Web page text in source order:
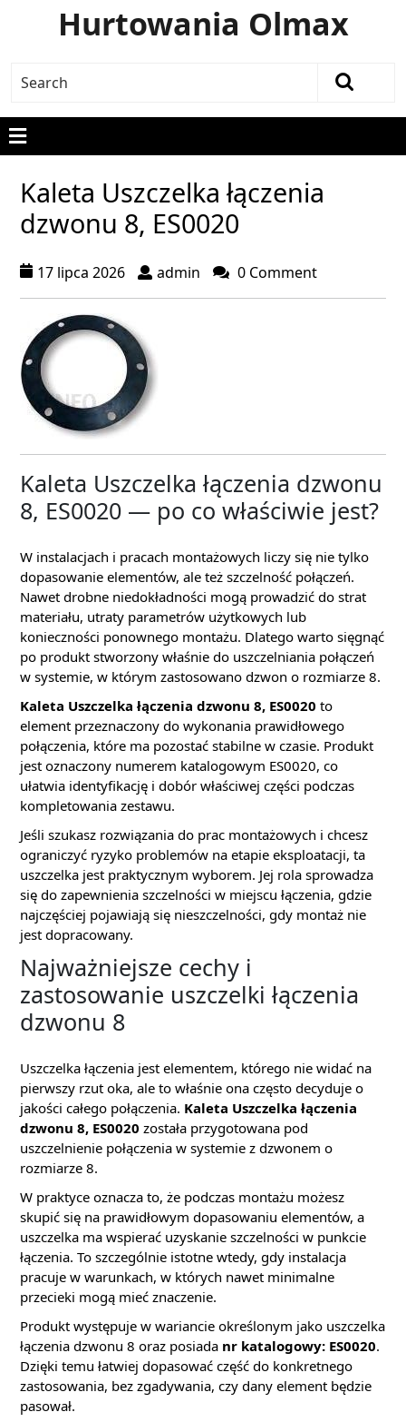
Hurtowania Olmax
Kaleta Uszczelka łączenia
dzwonu 8, ES0020
17 lipca 2026 admin 0 Comment
Kaleta Uszczelka łączenia dzwonu
8, ES0020 — po co właściwie jest?
W instalacjach i pracach montażowych liczy się nie tylko
dopasowanie elementów, ale też szczelność połączeń.
Nawet drobne niedokładności mogą prowadzić do strat
materiału, utraty parametrów użytkowych lub
konieczności ponownego montażu. Dlatego warto sięgnąć
po produkt stworzony właśnie do uszczelniania połączeń
w systemie, w którym zastosowano dzwon o rozmiarze 8.
Kaleta Uszczelka łączenia dzwonu 8, ES0020 to
element przeznaczony do wykonania prawidłowego
połączenia, które ma pozostać stabilne w czasie. Produkt
jest oznaczony numerem katalogowym ES0020, co
ułatwia identyfikację i dobór właściwej części podczas
kompletowania zestawu.
Jeśli szukasz rozwiązania do prac montażowych i chcesz
ograniczyć ryzyko problemów na etapie eksploatacji, ta
uszczelka jest praktycznym wyborem. Jej rola sprowadza
się do zapewnienia szczelności w miejscu łączenia, gdzie
najczęściej pojawiają się nieszczelności, gdy montaż nie
jest dopracowany.
Najważniejsze cechy i
zastosowanie uszczelki łączenia
dzwonu 8
Uszczelka łączenia jest elementem, którego nie widać na
pierwszy rzut oka, ale to właśnie ona często decyduje o
jakości całego połączenia. Kaleta Uszczelka łączenia
dzwonu 8, ES0020 została przygotowana pod
uszczelnienie połączenia w systemie z dzwonem o
rozmiarze 8.
W praktyce oznacza to, że podczas montażu możesz
skupić się na prawidłowym dopasowaniu elementów, a
uszczelka ma wspierać uzyskanie szczelności w punkcie
łączenia. To szczególnie istotne wtedy, gdy instalacja
pracuje w warunkach, w których nawet minimalne
przecieki mogą mieć znaczenie.
Produkt występuje w wariancie określonym jako uszczelka
łączenia dzwonu 8 oraz posiada nr katalogowy: ES0020.
Dzięki temu łatwiej dopasować część do konkretnego
zastosowania, bez zgadywania, czy dany element będzie
pasował.